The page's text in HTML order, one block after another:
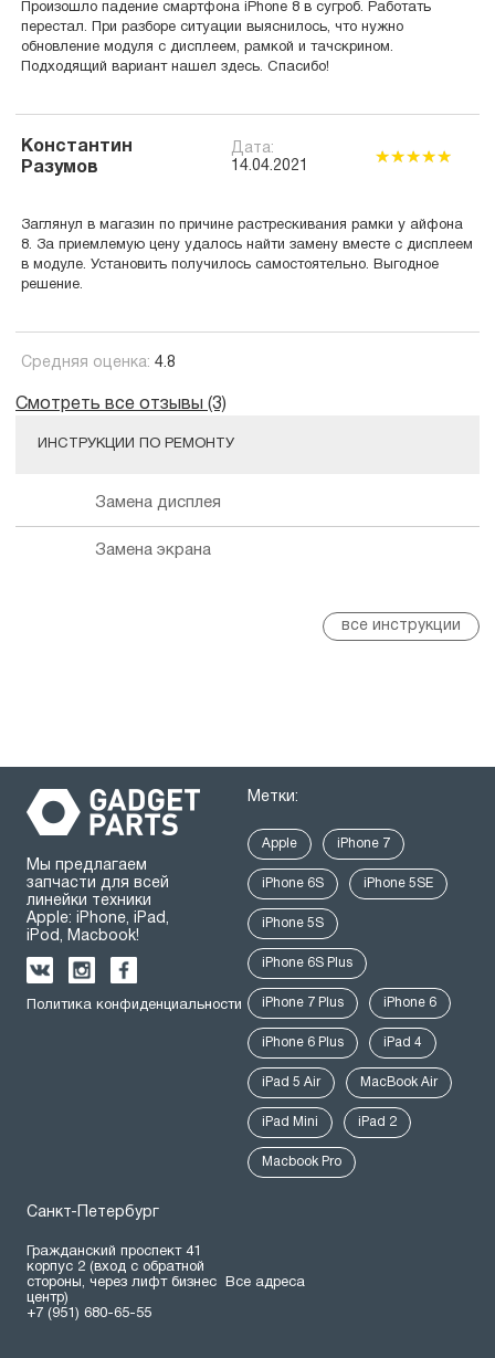
Произошло падение смартфона iPhone 8 в сугроб. Работать
перестал. При разборе ситуации выяснилось, что нужно
обновление модуля с дисплеем, рамкой и тачскрином.
Подходящий вариант нашел здесь. Спасибо!
Константин
Разумов
Дата:
14.04.2021
Заглянул в магазин по причине растрескивания рамки у айфона
8. За приемлемую цену удалось найти замену вместе с дисплеем
в модуле. Установить получилось самостоятельно. Выгодное
решение.
Средняя оценка: 4.8
Смотреть все отзывы (3)
ИНСТРУКЦИИ ПО РЕМОНТУ
Замена дисплея
Замена экрана
все инструкции
Мы предлагаем
запчасти для всей
линейки техники
Apple: iPhone, iPad,
iPod, Macbook!
Политика конфиденциальности
Метки:
Apple iPhone 7
iPhone 6S iPhone 5SE
iPhone 5S
iPhone 6S Plus
iPhone 7 Plus iPhone 6
iPhone 6 Plus iPad 4
iPad 5 Air MacBook Air
iPad Mini iPad 2
Macbook Pro
Санкт-Петербург
Гражданский проспект 41
корпус 2 (вход с обратной
стороны, через лифт бизнес
центр)
+7 (951) 680-65-55
Все адреса